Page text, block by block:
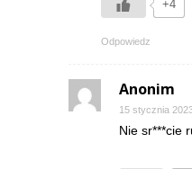
+4
Odpowiedz
Anonim
15 stycznia
Nie sr***cie